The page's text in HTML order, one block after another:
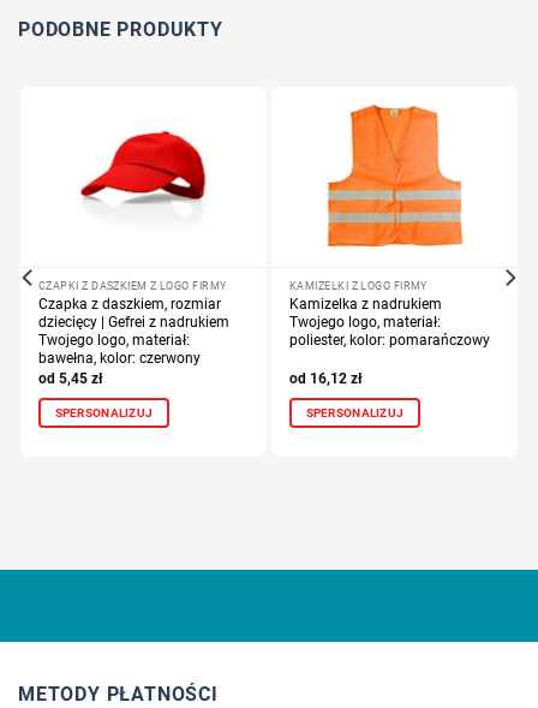
PODOBNE PRODUKTY
CZAPKI Z DASZKIEM Z LOGO FIRMY
Czapka z daszkiem, rozmiar
dziecięcy | Gefrei z nadrukiem
Twojego logo, materiał:
bawełna, kolor: czerwony
5,45 zł
SPERSONALIZUJ
KAMIZELKI Z LOGO FIRMY
Kamizelka z nadrukiem
Twojego logo, materiał:
poliester, kolor: pomarańczowy
16,12 zł
SPERSONALIZUJ
METODY PŁATNOŚCI